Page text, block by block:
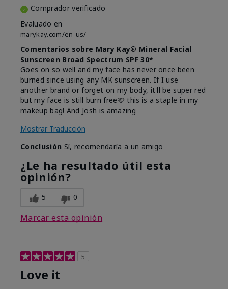
Comprador verificado
Evaluado en
marykay.com/en-us/
Comentarios sobre Mary Kay® Mineral Facial
Sunscreen Broad Spectrum SPF 30*
Goes on so well and my face has never once been
burned since using any MK sunscreen. If I use
another brand or forget on my body, it'll be super red
but my face is still burn free🩷 this is a staple in my
makeup bag! And Josh is amazing
Mostrar Traducción
Conclusión Sí, recomendaría a un amigo
¿Le ha resultado útil esta
opinión?
5 0
Marcar esta opinión
5
Love it